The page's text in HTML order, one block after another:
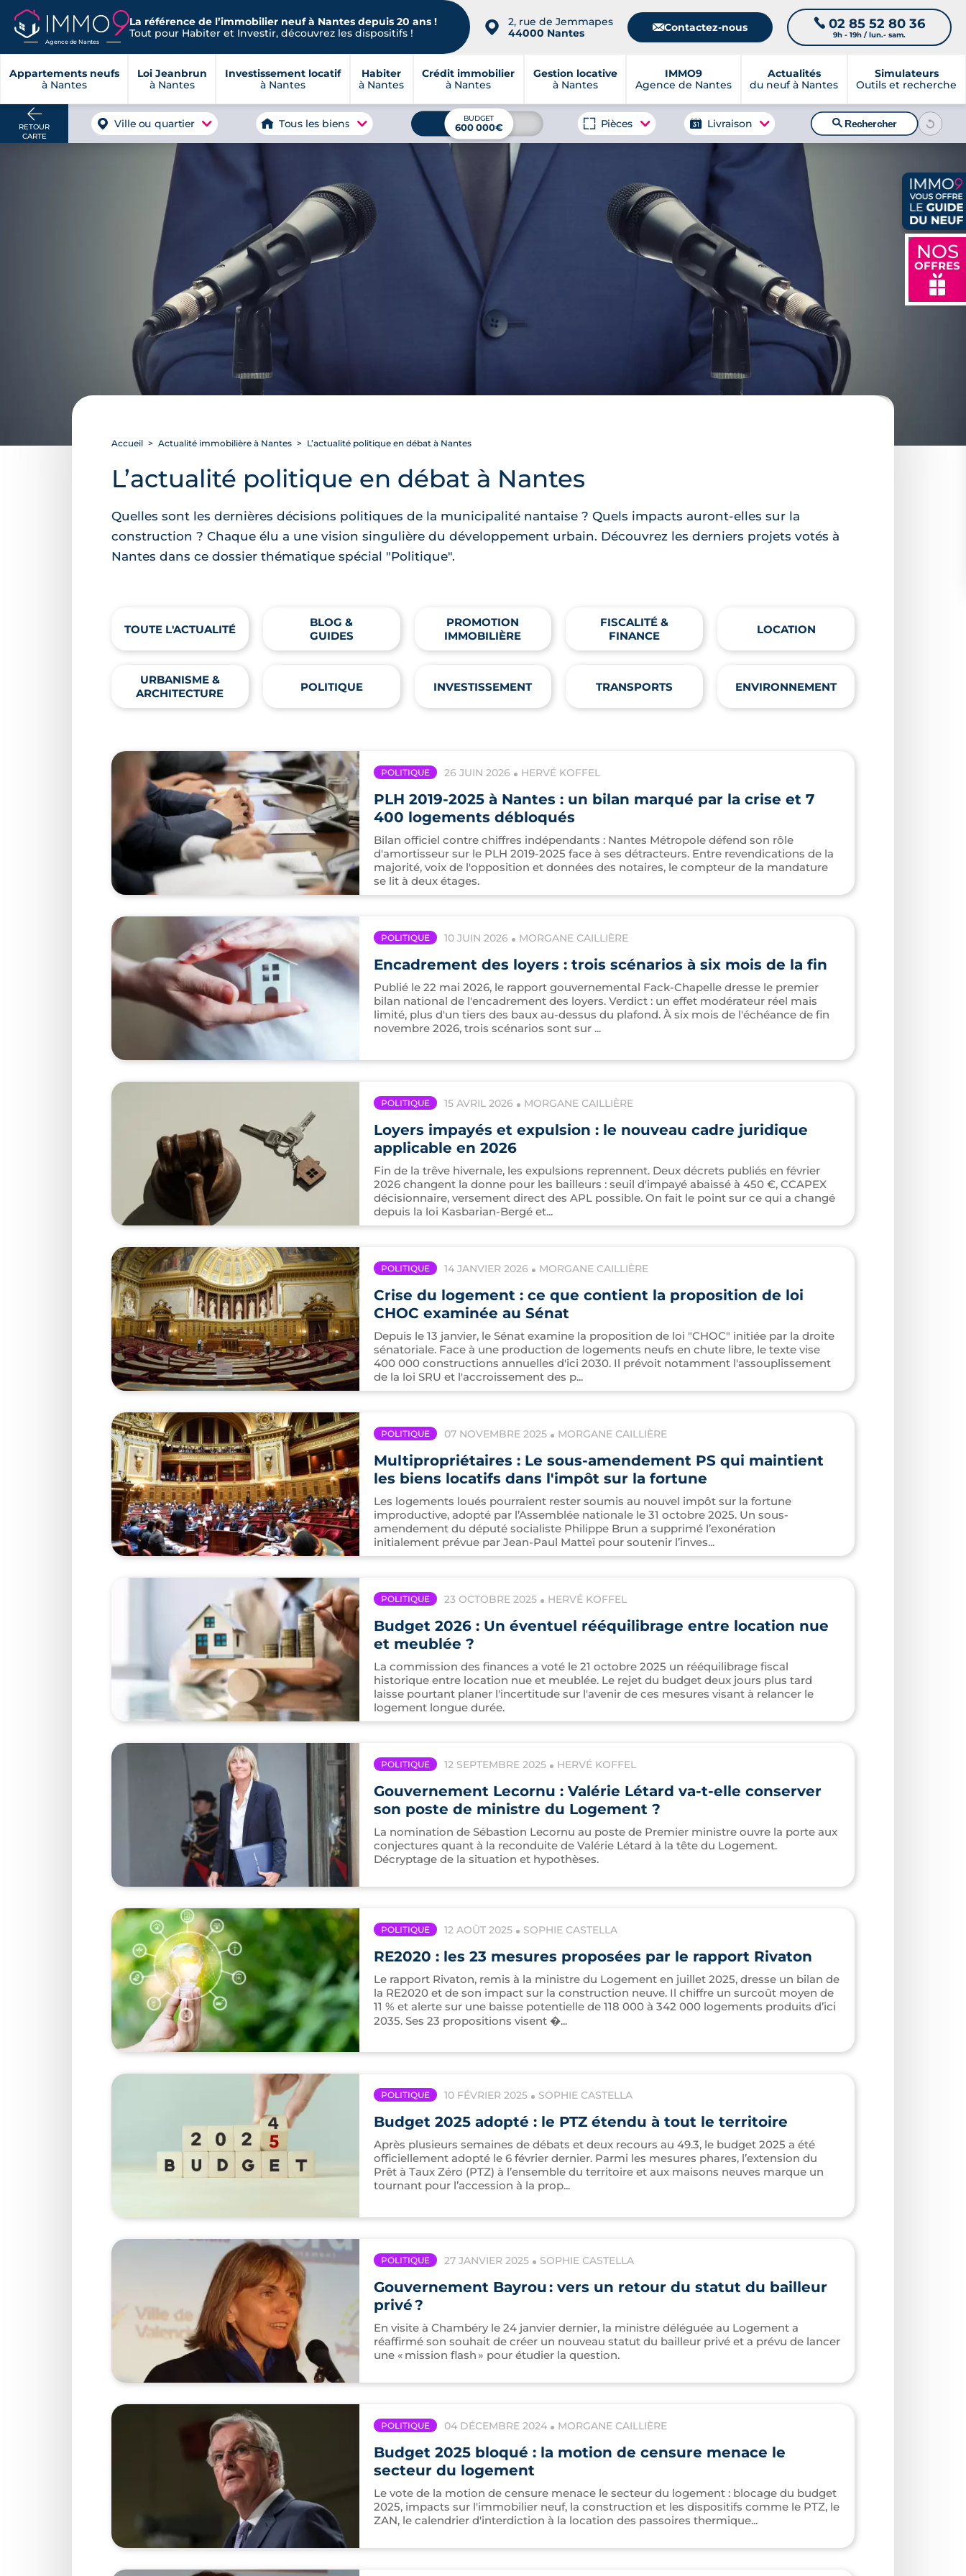
Agence de Nantes
La référence de l’immobilier neuf à Nantes depuis 20 ans !
Tout pour Habiter et Investir, découvrez les dispositifs !
📍
2, rue de Jemmapes
44000 Nantes
📧Contactez-nous 📞 02 85 52 80 36
9h - 19h / lun.- sam.
Appartements neufs
à Nantes
Loi Jeanbrun
à Nantes
Investissement locatif
à Nantes
Habiter
à Nantes
Crédit immobilier
à Nantes
Gestion locative
à Nantes
IMMO9
Agence de Nantes
Actualités
du neuf à Nantes
Simulateurs
Outils et recherche
NOS
OFFRES
🎁
RETOUR
CARTE
Ville ou quartier Tous les biens BUDGET
600 000€ Pièces Livraison 🔍Rechercher
Accueil Actualité immobilière à Nantes L’actualité politique en débat à Nantes
L’actualité politique en débat à Nantes
Quelles sont les dernières décisions politiques de la municipalité nantaise ? Quels impacts auront-elles sur la
construction ? Chaque élu a une vision singulière du développement urbain. Découvrez les derniers projets votés à
Nantes dans ce dossier thématique spécial "Politique".
TOUTE L'ACTUALITÉ
BLOG &
GUIDES
PROMOTION
IMMOBILIÈRE
FISCALITÉ &
FINANCE
LOCATION
URBANISME &
ARCHITECTURE
POLITIQUE INVESTISSEMENT TRANSPORTS ENVIRONNEMENT
POLITIQUE 26 JUIN 2026 HERVÉ KOFFEL
PLH 2019-2025 à Nantes : un bilan marqué par la crise et 7
400 logements débloqués
Bilan officiel contre chiffres indépendants : Nantes Métropole défend son rôle
d'amortisseur sur le PLH 2019-2025 face à ses détracteurs. Entre revendications de la
majorité, voix de l'opposition et données des notaires, le compteur de la mandature
se lit à deux étages.
POLITIQUE 10 JUIN 2026 MORGANE CAILLIÈRE
Encadrement des loyers : trois scénarios à six mois de la fin
Publié le 22 mai 2026, le rapport gouvernemental Fack-Chapelle dresse le premier
bilan national de l'encadrement des loyers. Verdict : un effet modérateur réel mais
limité, plus d'un tiers des baux au-dessus du plafond. À six mois de l'échéance de fin
novembre 2026, trois scénarios sont sur ...
POLITIQUE 15 AVRIL 2026 MORGANE CAILLIÈRE
Loyers impayés et expulsion : le nouveau cadre juridique
applicable en 2026
Fin de la trêve hivernale, les expulsions reprennent. Deux décrets publiés en février
2026 changent la donne pour les bailleurs : seuil d'impayé abaissé à 450 €, CCAPEX
décisionnaire, versement direct des APL possible. On fait le point sur ce qui a changé
depuis la loi Kasbarian-Bergé et...
POLITIQUE 14 JANVIER 2026 MORGANE CAILLIÈRE
Crise du logement : ce que contient la proposition de loi
CHOC examinée au Sénat
Depuis le 13 janvier, le Sénat examine la proposition de loi "CHOC" initiée par la droite
sénatoriale. Face à une production de logements neufs en chute libre, le texte vise
400 000 constructions annuelles d'ici 2030. Il prévoit notamment l'assouplissement
de la loi SRU et l'accroissement des p...
POLITIQUE 07 NOVEMBRE 2025 MORGANE CAILLIÈRE
Multipropriétaires : Le sous-amendement PS qui maintient
les biens locatifs dans l'impôt sur la fortune
Les logements loués pourraient rester soumis au nouvel impôt sur la fortune
improductive, adopté par l’Assemblée nationale le 31 octobre 2025. Un sous-
amendement du député socialiste Philippe Brun a supprimé l’exonération
initialement prévue par Jean-Paul Matteï pour soutenir l’inves...
POLITIQUE 23 OCTOBRE 2025 HERVÉ KOFFEL
Budget 2026 : Un éventuel rééquilibrage entre location nue
et meublée ?
La commission des finances a voté le 21 octobre 2025 un rééquilibrage fiscal
historique entre location nue et meublée. Le rejet du budget deux jours plus tard
laisse pourtant planer l'incertitude sur l'avenir de ces mesures visant à relancer le
logement longue durée.
POLITIQUE 12 SEPTEMBRE 2025 HERVÉ KOFFEL
Gouvernement Lecornu : Valérie Létard va-t-elle conserver
son poste de ministre du Logement ?
La nomination de Sébastion Lecornu au poste de Premier ministre ouvre la porte aux
conjectures quant à la reconduite de Valérie Létard à la tête du Logement.
Décryptage de la situation et hypothèses.
POLITIQUE 12 AOÛT 2025 SOPHIE CASTELLA
RE2020 : les 23 mesures proposées par le rapport Rivaton
Le rapport Rivaton, remis à la ministre du Logement en juillet 2025, dresse un bilan de
la RE2020 et de son impact sur la construction neuve. Il chiffre un surcoût moyen de
11 % et alerte sur une baisse potentielle de 118 000 à 342 000 logements produits d’ici
2035. Ses 23 propositions visent �...
POLITIQUE 10 FÉVRIER 2025 SOPHIE CASTELLA
Budget 2025 adopté : le PTZ étendu à tout le territoire
Après plusieurs semaines de débats et deux recours au 49.3, le budget 2025 a été
officiellement adopté le 6 février dernier. Parmi les mesures phares, l’extension du
Prêt à Taux Zéro (PTZ) à l’ensemble du territoire et aux maisons neuves marque un
tournant pour l’accession à la prop...
POLITIQUE 27 JANVIER 2025 SOPHIE CASTELLA
Gouvernement Bayrou : vers un retour du statut du bailleur
privé ?
En visite à Chambéry le 24 janvier dernier, la ministre déléguée au Logement a
réaffirmé son souhait de créer un nouveau statut du bailleur privé et a prévu de lancer
une « mission flash » pour étudier la question.
POLITIQUE 04 DÉCEMBRE 2024 MORGANE CAILLIÈRE
Budget 2025 bloqué : la motion de censure menace le
secteur du logement
Le vote de la motion de censure menace le secteur du logement : blocage du budget
2025, impacts sur l'immobilier neuf, la construction et les dispositifs comme le PTZ, le
ZAN, le calendrier d'interdiction à la location des passoires thermique...